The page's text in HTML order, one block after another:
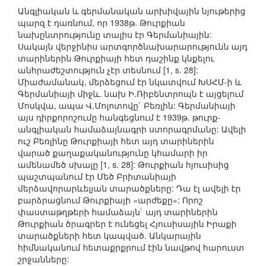
Անգլիական և գերմանական արխիվային նյութերից
պարզ է դառնում, որ 1938թ. Թուրքիան
նախընտրությունը տալիս էր Գերմանիային:
Սակայն վերջինիս արտգործնախարարությունն այդ
տարիներին Թուրքիայի հետ դաշինք կնքելու
անհրաժեշտություն չէր տեսնում [1, s. 28]:
Միաժամանակ, մերձեցում էր նկատվում ԽՍՀՄ-ի և
Գերմանիայի միջև. նախ Ի.Ռիբենտրոպն է այցելում
Մոսկվա, ապա Վ.Մոլոտովը` Բեռլին: Գերմանիայի
այս դիրքորոշումը հանգեցնում է 1939թ. թուրք-
անգլիական համաձայնագրի ստորագրմանը: Ավելի
ուշ Բեռլինը Թուրքիայի հետ այդ տարիներին
վարած քաղաքականությունը կհամարի իր
ամենամեծ սխալը [1, s. 28]: Թուրքիան հյուսիսից
պաշտպանում էր Մեծ Բրիտանիայի
մերձավորարևելյան տարածքները: Դա էլ ավելի էր
բարձրացնում Թուրքիայի «արժեքը»: Որոշ
փաստաթղթերի համաձայն` այդ տարիներին
Թուրքիան ծրագրեր է ունեցել Հյուսիսային Իրաքի
տարածքների հետ կապված. Անկարային
հիմնականում հետաքրքրում էին նավթով հարուստ
շրջանները: